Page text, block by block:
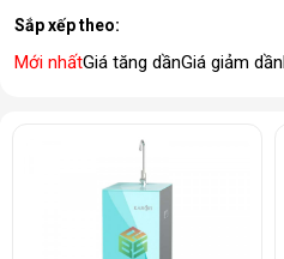
Sắp xếp theo:
Mới nhấtGiá tăng dầnGiá giảm dần